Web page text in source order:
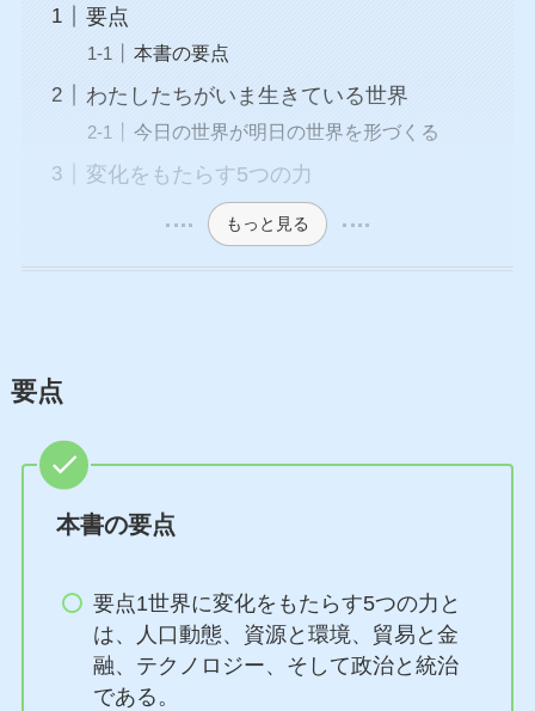
要点
本書の要点
わたしたちがいま生きている世界
今日の世界が明日の世界を形づくる
変化をもたらす5つの力
もっと見る
要点
本書の要点
要点1世界に変化をもたらす5つの力と
は、人口動態、資源と環境、貿易と金
融、テクノロジー、そして政治と統治
である。